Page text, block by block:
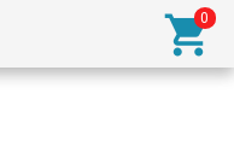
